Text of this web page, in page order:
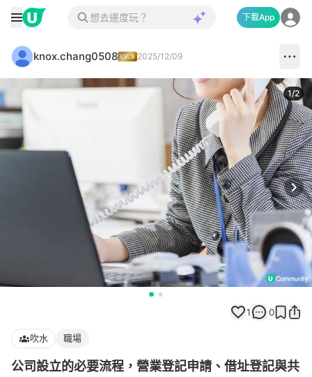
下載App
knox.chang0508 2025/12/09
1/2
1 0
吹水 職場
公司設立的必要流程，營業登記申請、借址登記與共